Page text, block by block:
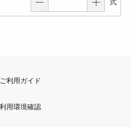
式
ご利用ガイド
利用環境確認